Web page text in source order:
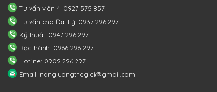
Tư vấn viên 4: 0927 575 857
Tư vấn cho Đại Lý: 0937 296 297
Kỹ thuật: 0947 296 297
Bảo hành: 0966 296 297
Hotline: 0909 296 297
Email: nangluongthegioi@gmail.com